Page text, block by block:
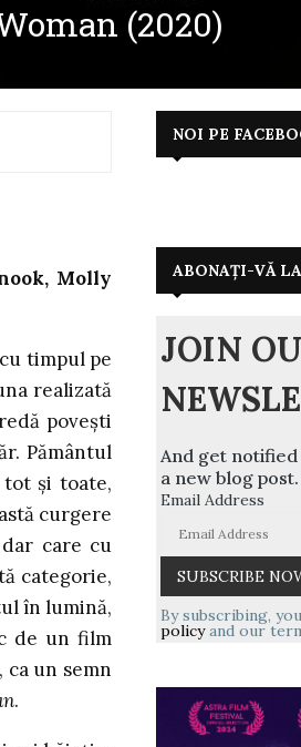
(2020)
Molly
timpul pe
realizată
povești
Pământul
și toate,
curgere
care cu
categorie,
în lumină,
de un film
ca un semn
.
NOI PE
ABONAȚI-VĂ
JOIN
And get
a new blog post.
Email Address
By subscribing,
policyand our